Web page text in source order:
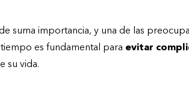
suma importancia, y una de las
es fundamental para evitar
su vida.